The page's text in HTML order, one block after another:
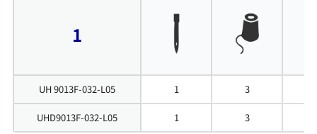
1
UH 9013F-032-L05 1 3
UHD9013F-032-L05 1 3